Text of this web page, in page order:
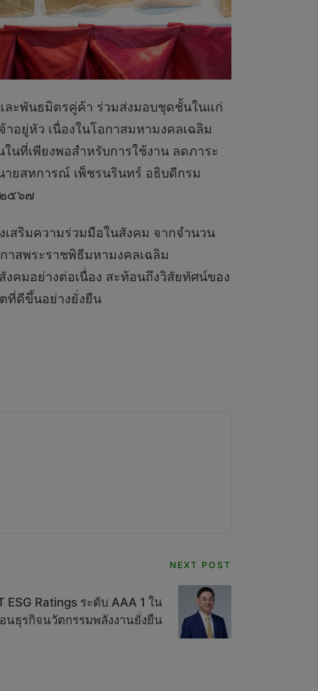
ละพันธมิตรคู่ค้า ร่วมส่งมอบชุดชั้นในแก่
ยู่หัว เนื่องในโอกาสมหามงคลเฉลิม
ที่เพียงพอสำหรับการใช้งาน ลดภาระ
ยสหการณ์ เพ็ชรนรินทร์ อธิบดีกรม
๕๖๗
สริมความร่วมมือในสังคม จากจำนวน
าสพระราชพิธีมหามงคลเฉลิม
คมอย่างต่อเนื่อง สะท้อนถึงวิสัยทัศน์ของ
ที่ดีขึ้นอย่างยั่งยืน
NEXT POST
ESG Ratings ระดับ AAA 1 ใน
นธุรกิจนวัตกรรมพลังงานยั่งยืน